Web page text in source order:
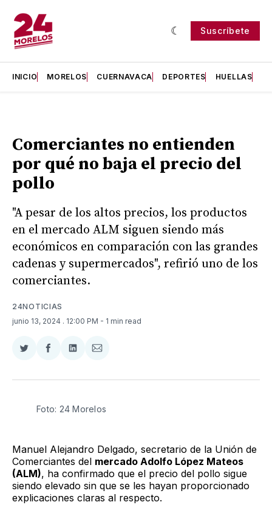
Suscríbete
INICIO MORELOS CUERNAVACA DEPORTES HUELLAS
Comerciantes no entienden
por qué no baja el precio del
pollo
"A pesar de los altos precios, los productos
en el mercado ALM siguen siendo más
económicos en comparación con las grandes
cadenas y supermercados", refirió uno de los
comerciantes.
24NOTICIAS
junio 13, 2024 . 12:00 PM - 1 min read
Compartir
Twitter
Compartir
Facebook
Compartir
LinkedIn
Compartir
Email
Foto: 24 Morelos
Manuel Alejandro Delgado, secretario de la Unión de
Comerciantes del mercado Adolfo López Mateos
(ALM), ha confirmado que el precio del pollo sigue
siendo elevado sin que se les hayan proporcionado
explicaciones claras al respecto.